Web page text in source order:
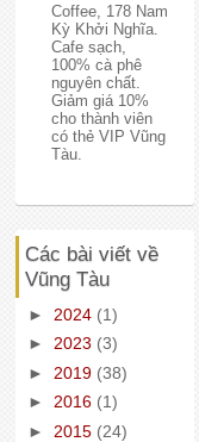
Coffee, 178 Nam
Kỳ Khởi Nghĩa.
Cafe sạch,
100% cà phê
nguyên chất.
Giảm giá 10%
cho thành viên
có thẻ VIP Vũng
Tàu.
Các bài viết về
Vũng Tàu
► 2024 (1)
►2023 (3)
► 2019 (38)
►2016 (1)
► 2015 (24)